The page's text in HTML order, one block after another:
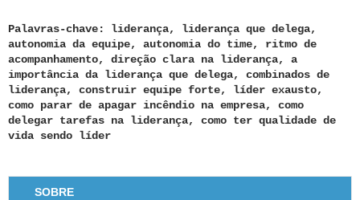
Palavras-chave: liderança, liderança que delega,
autonomia da equipe, autonomia do time, ritmo de
acompanhamento, direção clara na liderança, a
importância da liderança que delega, combinados de
liderança, construir equipe forte, líder exausto,
como parar de apagar incêndio na empresa, como
delegar tarefas na liderança, como ter qualidade de
vida sendo líder
SOBRE